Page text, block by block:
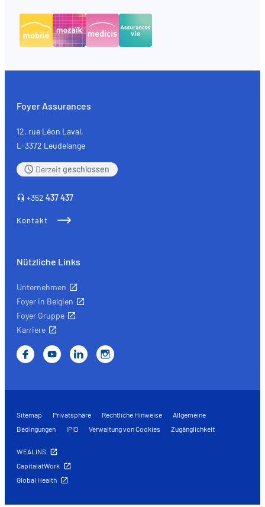
Foyer Assurances
12, rue Léon Laval,
L-3372 Leudelange
Derzeitgeschlossen
+352 437 437
Kontakt
Nützliche Links
Unternehmen
Foyer in Belgien
Foyer Gruppe
Karriere
Sitemap Privatsphäre Rechtliche Hinweise
Allgemeine
Bedingungen
IPID Verwaltung von Cookies Zugänglichkeit
WEALINS
CapitalatWork
Global Health